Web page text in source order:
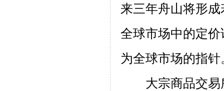
来三年舟山将形
全球市场中的定
为全球市场的指针
大宗商品交